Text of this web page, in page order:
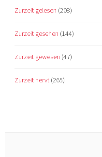
Zurzeit gelesen (208)
Zurzeit gesehen (144)
Zurzeit gewesen (47)
Zurzeit nervt (265)